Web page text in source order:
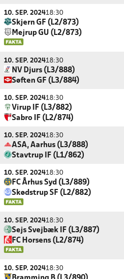
10. SEP. 202418:30
Skjern GF (L2/873)
Mejrup GU (L2/873)
10. SEP. 202418:30
NV Djurs (L3/888)
Søften GF (L3/884)
10. SEP. 202418:30
Virup IF (L3/882)
Sabro IF (L2/874)
10. SEP. 202418:30
ASA, Aarhus (L3/888)
Stavtrup IF (L1/862)
10. SEP. 202418:30
FC Århus Syd (L3/889)
Skødstrup SF (L2/882)
10. SEP. 202418:30
Sejs Svejbæk IF (L3/887)
FC Horsens (L2/874)
10. SEP. 202418:30